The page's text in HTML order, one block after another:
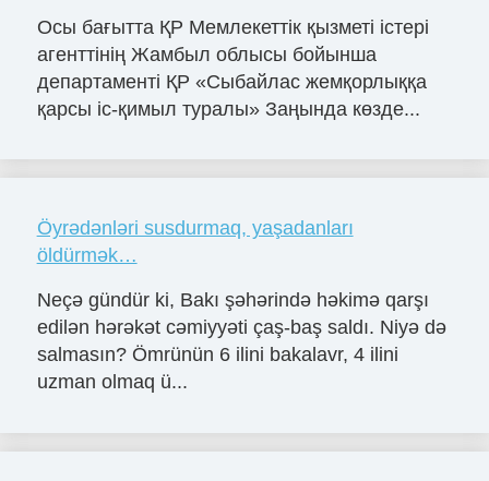
Осы бағытта ҚР Мемлекеттік қызметі істері
агенттінің Жамбыл облысы бойынша
департаменті ҚР «Сыбайлас жемқорлыққа
қарсы іс-қимыл туралы» Заңында көзде...
Öyrədənləri susdurmaq, yaşadanları
öldürmək…
Neçə gündür ki, Bakı şəhərində həkimə qarşı
edilən hərəkət cəmiyyəti çaş-baş saldı. Niyə də
salmasın? Ömrünün 6 ilini bakalavr, 4 ilini
uzman olmaq ü...